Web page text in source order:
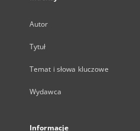
Autor
Tytuł
Temat i słowa kluczowe
Wydawca
Informacje